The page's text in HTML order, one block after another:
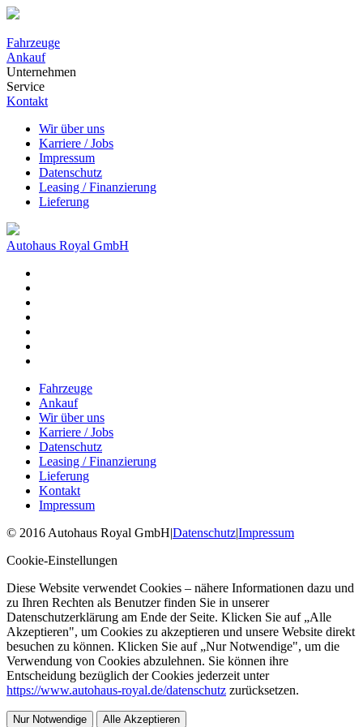
Fahrzeuge
Ankauf
Unternehmen
Service
Kontakt
Wir über uns
Karriere / Jobs
Impressum
Datenschutz
Leasing / Finanzierung
Lieferung
Autohaus Royal GmbH
Fahrzeuge
Ankauf
Wir über uns
Karriere / Jobs
Datenschutz
Leasing / Finanzierung
Lieferung
Kontakt
Impressum
© 2016 Autohaus Royal GmbH|Datenschutz|Impressum
Cookie-Einstellungen
Diese Website verwendet Cookies – nähere Informationen dazu und
zu Ihren Rechten als Benutzer finden Sie in unserer
Datenschutzerklärung am Ende der Seite. Klicken Sie auf „Alle
Akzeptieren", um Cookies zu akzeptieren und unsere Website direkt
besuchen zu können. Klicken Sie auf „Nur Notwendige", um die
Verwendung von Cookies abzulehnen. Sie können ihre
Entscheidung bezüglich der Cookies jederzeit unter
https://www.autohaus-royal.de/datenschutz zurücksetzen.
Nur Notwendige Alle Akzeptieren